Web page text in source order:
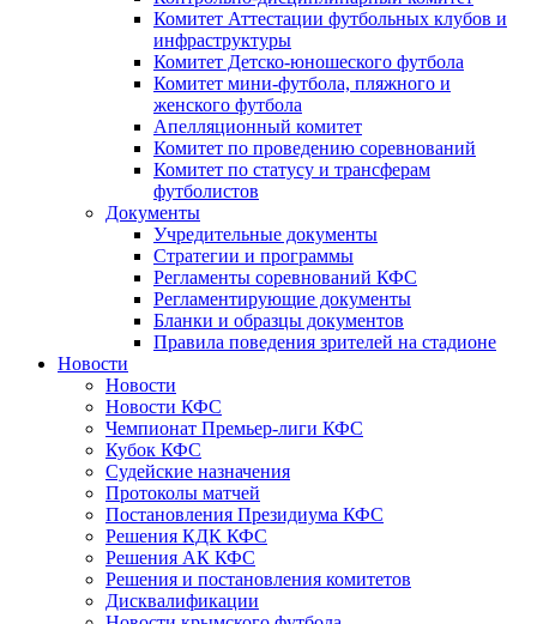
Комитет Аттестации футбольных клубов и
инфраструктуры
Комитет Детско-юношеского футбола
Комитет мини-футбола, пляжного и
женского футбола
Апелляционный комитет
Комитет по проведению соревнований
Комитет по статусу и трансферам
футболистов
Документы
Учредительные документы
Стратегии и программы
Регламенты соревнований КФС
Регламентирующие документы
Бланки и образцы документов
Правила поведения зрителей на стадионе
Новости
Новости
Новости КФС
Чемпионат Премьер-лиги КФС
Кубок КФС
Судейские назначения
Протоколы матчей
Постановления Президиума КФС
Решения КДК КФС
Решения АК КФС
Решения и постановления комитетов
Дисквалификации